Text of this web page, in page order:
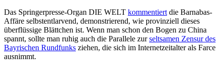
Das Springerpresse-Organ DIE WELT kommentiert die Barnabas-
Affäre selbstentlarvend, demonstrierend, wie provinziell dieses
überflüssige Blättchen ist. Wenn man schon den Bogen zu China
spannt, sollte man ruhig auch die Parallele zurseltsamen Zensur des
Bayrischen Rundfunks ziehen, die sich im Internetzeitalter als Farce
ausnimmt.